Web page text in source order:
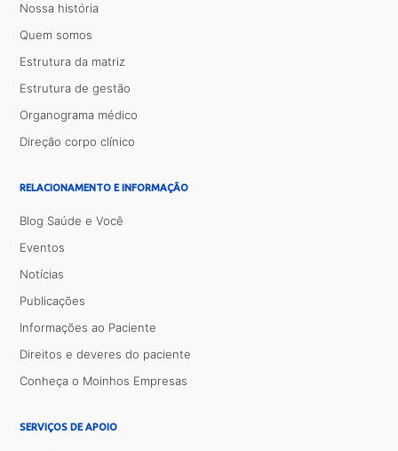
Nossa história
Quem somos
Estrutura da matriz
Estrutura de gestão
Organograma médico
Direção corpo clínico
RELACIONAMENTO E INFORMAÇÃO
Blog Saúde e Você
Eventos
Notícias
Publicações
Informações ao Paciente
Direitos e deveres do paciente
Conheça o Moinhos Empresas
SERVIÇOS DE APOIO